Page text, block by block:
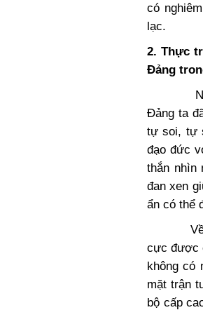
có
lạc.
2. Thực
Đảng
Nhìn lại
Đảng ta
tự soi, tự
đạo đức
thắn nhìn
đan xen
ẩn có thể
Về mặt
cực được
không có
mặt trận
bộ cấp